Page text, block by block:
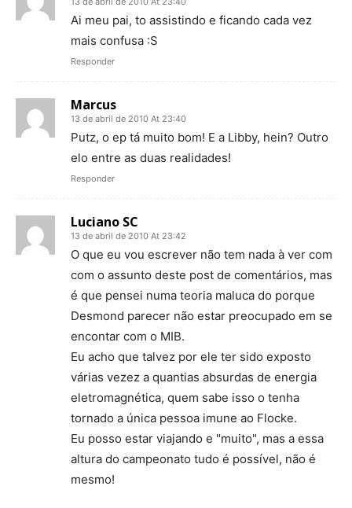
Ai meu pai, to assistindo e ficando cada vez
mais confusa :S
Responder
Marcus
13 de abril de 2010 At 23:40
Putz, o ep tá muito bom! E a Libby, hein? Outro
elo entre as duas realidades!
Responder
Luciano SC
13 de abril de 2010 At 23:42
O que eu vou escrever não tem nada à ver com
com o assunto deste post de comentários, mas
é que pensei numa teoria maluca do porque
Desmond parecer não estar preocupado em se
encontar com o MIB.
Eu acho que talvez por ele ter sido exposto
várias vezez a quantias absurdas de energia
eletromagnética, quem sabe isso o tenha
tornado a única pessoa imune ao Flocke.
Eu posso estar viajando e "muito", mas a essa
altura do campeonato tudo é possível, não é
mesmo!